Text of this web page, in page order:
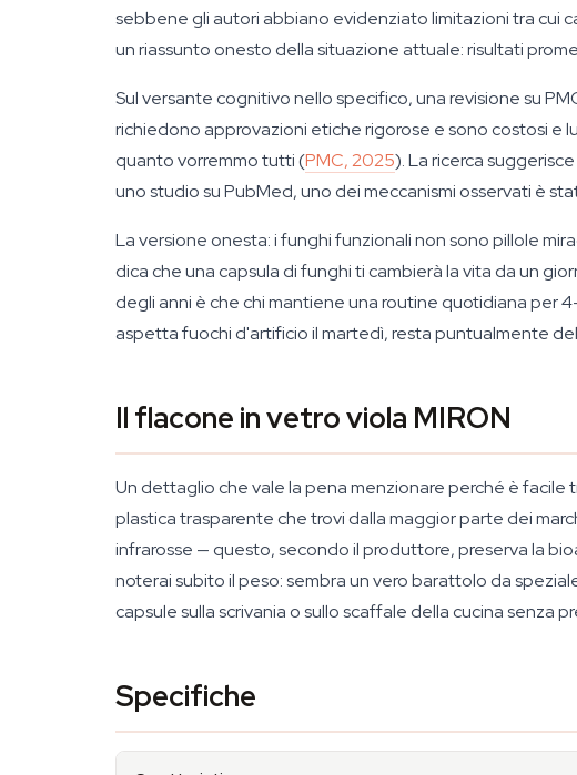
sebbene gli autori abbiano evidenziato limitazioni tra cui
un riassunto onesto della situazione attuale: risultati
Sul versante cognitivo nello specifico, una revisione su
richiedono approvazioni etiche rigorose e sono costosi e
quanto vorremmo tutti (PMC, 2025). La ricerca
uno studio su PubMed, uno dei meccanismi osservati è
La versione onesta: i funghi funzionali non sono pillole
dica che una capsula di funghi ti cambierà la vita da un
degli anni è che chi mantiene una routine quotidiana per
aspetta fuochi d'artificio il martedì, resta puntualmente
Il flacone in vetro viola MIRON
Un dettaglio che vale la pena menzionare perché è facile
plastica trasparente che trovi dalla maggior parte dei
infrarosse — questo, secondo il produttore, preserva la
noterai subito il peso: sembra un vero barattolo da
capsule sulla scrivania o sullo scaffale della cucina senza
Specifiche